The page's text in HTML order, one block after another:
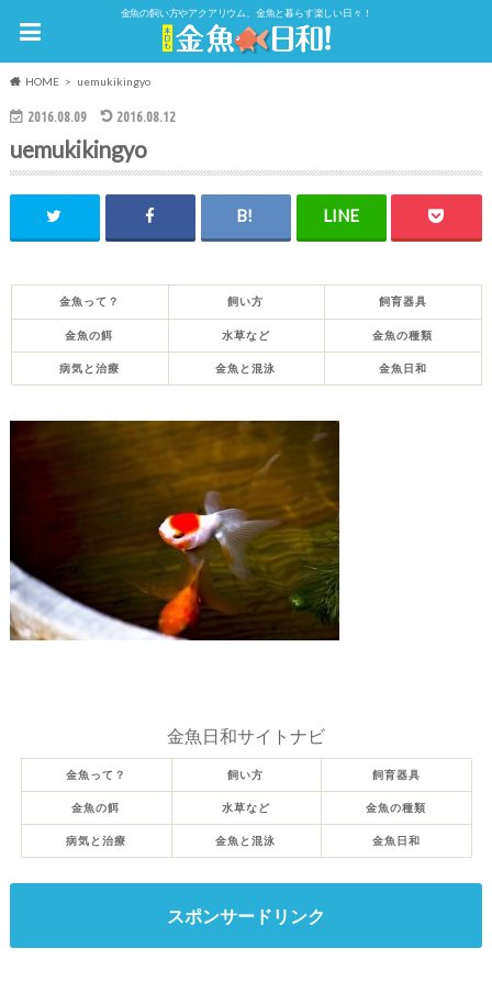
金魚の飼い方やアクアリウム、金魚と暮らす楽しい日々！
HOME uemukikingyo
2016.08.09 2016.08.12
uemukikingyo
金魚って？ 飼い方 飼育器具
金魚の餌 水草など 金魚の種類
病気と治療 金魚と混泳 金魚日和
金魚日和サイトナビ
金魚って？ 飼い方 飼育器具
金魚の餌 水草など 金魚の種類
病気と治療 金魚と混泳 金魚日和
スポンサードリンク